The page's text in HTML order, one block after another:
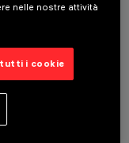
nelle nostre attività
i cookie